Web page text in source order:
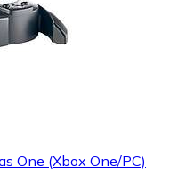
One (Xbox One/PC)